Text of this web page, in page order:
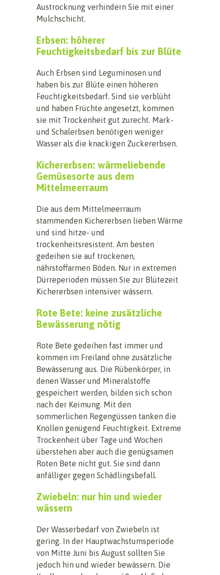
Austrocknung verhindern Sie mit einer
Mulchschicht.
Erbsen: höherer
Feuchtigkeitsbedarf bis zur Blüte
Auch Erbsen sind Leguminosen und
haben bis zur Blüte einen höheren
Feuchtigkeitsbedarf. Sind sie verblüht
und haben Früchte angesetzt, kommen
sie mit Trockenheit gut zurecht. Mark-
und Schalerbsen benötigen weniger
Wasser als die knackigen Zuckererbsen.
Kichererbsen: wärmeliebende
Gemüsesorte aus dem
Mittelmeerraum
Die aus dem Mittelmeerraum
stammenden Kichererbsen lieben Wärme
und sind hitze- und
trockenheitsresistent. Am besten
gedeihen sie auf trockenen,
nährstoffarmen Böden. Nur in extremen
Dürreperioden müssen Sie zur Blütezeit
Kichererbsen intensiver wässern.
Rote Bete: keine zusätzliche
Bewässerung nötig
Rote Bete gedeihen fast immer und
kommen im Freiland ohne zusätzliche
Bewässerung aus. Die Rübenkörper, in
denen Wasser und Mineralstoffe
gespeichert werden, bilden sich schon
nach der Keimung. Mit den
sommerlichen Regengüssen tanken die
Knollen genügend Feuchtigkeit. Extreme
Trockenheit über Tage und Wochen
überstehen aber auch die genügsamen
Roten Bete nicht gut. Sie sind dann
anfälliger gegen Schädlingsbefall.
Zwiebeln: nur hin und wieder
wässern
Der Wasserbedarf von Zwiebeln ist
gering. In der Hauptwachstumsperiode
von Mitte Juni bis August sollten Sie
jedoch hin und wieder bewässern. Die